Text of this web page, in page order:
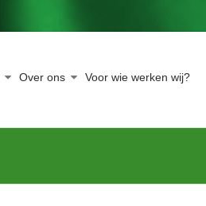
Over ons Voor wie werken wij?